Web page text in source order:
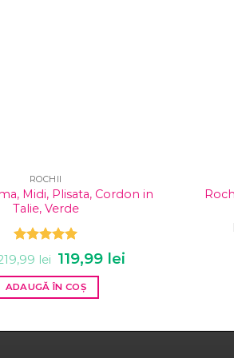
ROCHII
Midi, Plisata, Cordon in
Talie, Verde
Evaluat la
5.00 din 5
lei Prețul
inițial
a
fost:
219,99 lei.
119,99 lei
ADAUGĂ ÎN COȘ